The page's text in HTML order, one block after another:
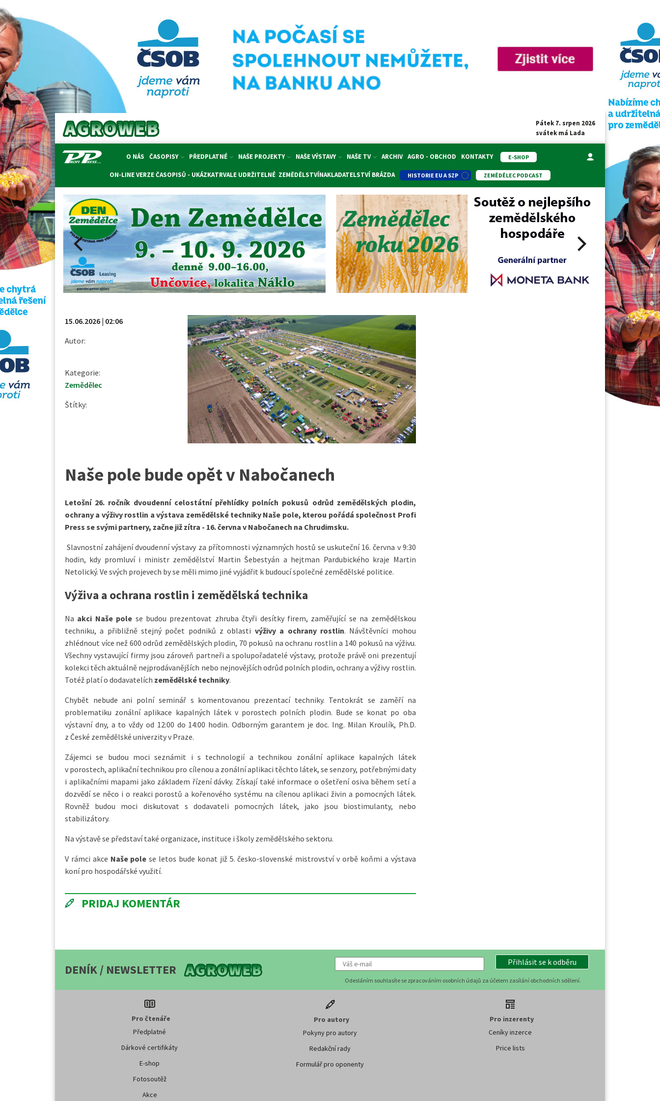
Pátek 7. srpen 2026
svátek má Lada
O NÁS ČASOPISY PŘEDPLATNÉ NAŠE PROJEKTY NAŠE VÝSTAVY NAŠE TV ARCHIV AGRO - OBCHOD KONTAKTY E-SHOP
ON-LINE VERZE ČASOPISŮ - UKÁZKATRVALE UDRŽITELNÉ ZEMĚDĚLSTVÍNAKLADATELSTVÍ BRÁZDA HISTORIE EU A SZP ZEMĚDĚLEC PODCAST
15.06.2026 | 02:06
Autor:
Kategorie:
Zemědělec
Štítky:
Naše pole bude opět v Nabočanech
Letošní 26. ročník dvoudenní celostátní přehlídky polních pokusů odrůd zemědělských plodin,
ochrany a výživy rostlin a výstava zemědělské techniky Naše pole, kterou pořádá společnost Profi
Press se svými partnery, začne již zítra - 16. června v Nabočanech na Chrudimsku.
Slavnostní zahájení dvoudenní výstavy za přítomnosti významných hostů se uskuteční 16. června v 9:30
hodin, kdy promluví i ministr zemědělství Martin Šebestyán a hejtman Pardubického kraje Martin
Netolický. Ve svých projevech by se měli mimo jiné vyjádřit k budoucí společné zemědělské politice.
Výživa a ochrana rostlin i zemědělská technika
Na akci Naše pole se budou prezentovat zhruba čtyři desítky firem, zaměřující se na zemědělskou
techniku, a přibližně stejný počet podniků z oblasti výživy a ochrany rostlin. Návštěvníci mohou
zhlédnout více než 600 odrůd zemědělských plodin, 70 pokusů na ochranu rostlin a 140 pokusů na výživu.
Všechny vystavující firmy jsou zároveň partneři a spolupořadatelé výstavy, protože právě oni prezentují
kolekci těch aktuálně nejprodávanějších nebo nejnovějších odrůd polních plodin, ochrany a výživy rostlin.
Totéž platí o dodavatelích zemědělské techniky.
Chybět nebude ani polní seminář s komentovanou prezentací techniky. Tentokrát se zaměří na
problematiku zonální aplikace kapalných látek v porostech polních plodin. Bude se konat po oba
výstavní dny, a to vždy od 12:00 do 14:00 hodin. Odborným garantem je doc. Ing. Milan Kroulík, Ph.D.
z České zemědělské univerzity v Praze.
Zájemci se budou moci seznámit i s technologií a technikou zonální aplikace kapalných látek
v porostech, aplikační technikou pro cílenou a zonální aplikaci těchto látek, se senzory, potřebnými daty
i aplikačními mapami jako základem řízení dávky. Získají také informace o ošetření osiva během setí a
dozvědí se něco i o reakci porostů a kořenového systému na cílenou aplikaci živin a pomocných látek.
Rovněž budou moci diskutovat s dodavateli pomocných látek, jako jsou biostimulanty, nebo
stabilizátory.
Na výstavě se představí také organizace, instituce i školy zemědělského sektoru.
V rámci akce Naše pole se letos bude konat již 5. česko-slovenské mistrovství v orbě koňmi a výstava
koní pro hospodářské využití.
PRIDAJ KOMENTÁR
DENÍK / NEWSLETTER Přihlásit se k odběru
Odesláním souhlasíte se zpracováním osobních údajů za účelem zasílání obchodních sdělení.
Pro čtenáře
Předplatné
Dárkové certifikáty
E-shop
Fotosoutěž
Akce
Pro autory
Pokyny pro autory
Redakční rady
Formulář pro oponenty
Pro inzerenty
Ceníky inzerce
Price lists